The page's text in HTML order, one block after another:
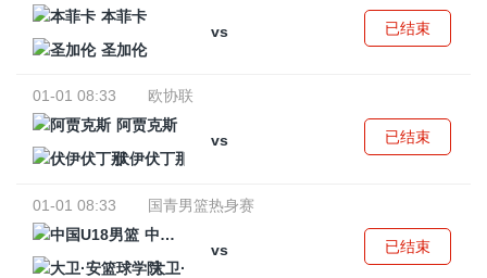
本菲卡
vs
圣加伦
已结束
01-01 08:33
欧协联
阿贾克斯
vs
伏伊伏丁那
已结束
01-01 08:33
国青男篮热身赛
中国U18男篮
vs
大卫·安篮球学院
已结束